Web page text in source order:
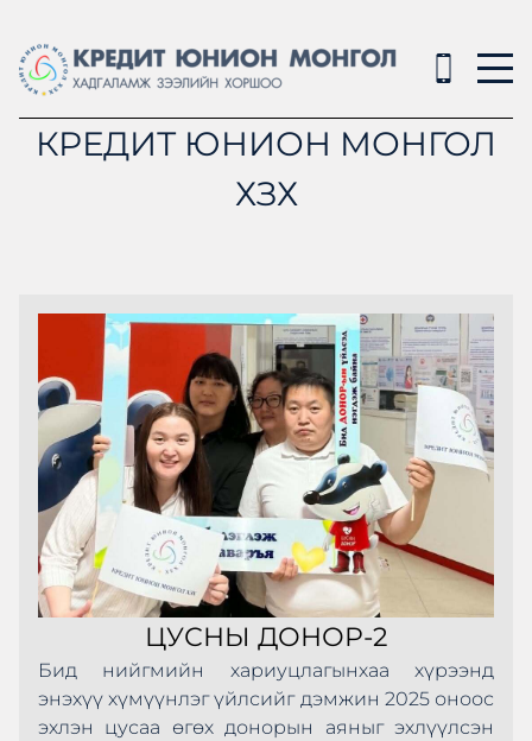
КРЕДИТ ЮНИОН МОНГОЛ
ХЗХ
ЦУСНЫ ДОНОР-2
Бид нийгмийн хариуцлагынхаа хүрээнд
энэхүү хүмүүнлэг үйлсийг дэмжин 2025 оноос
эхлэн цусаа өгөх донорын аяныг эхлүүлсэн